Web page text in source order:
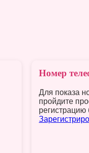
Номер
Для показа
пройдите
регистрацию